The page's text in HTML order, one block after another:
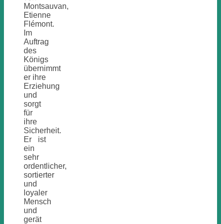
Montsauvan,
Etienne
Flémont.
Im
Auftrag
des
Königs
übernimmt
er ihre
Erziehung
und
sorgt
für
ihre
Sicherheit.
Er ist
ein
sehr
ordentlicher,
sortierter
und
loyaler
Mensch
und
gerät